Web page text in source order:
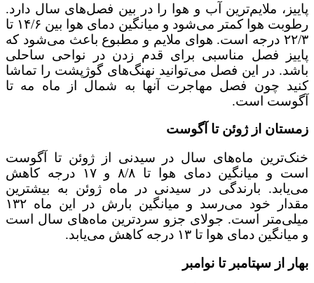
پاییز، ملایم‌ترین آب و هوا را در بین فصل‌های سال دارد.
رطوبت هوا کمتر می‌شود و میانگین دمای هوا بین ۱۴/۶ تا
۲۲/۳ درجه است. هوای ملایم و مطبوع باعث می‌شود که
پاییز فصل مناسبی برای قدم زدن در نواحی ساحلی
باشد. در این فصل می‌توانید نهنگ‌های گوژپشت را تماشا
کنید چون فصل مهاجرت آنها به شمال از ماه مه تا
آگوست است.
زمستان از ژوئن تا آگوست
خنک‌ترین ماه‌های سال در سیدنی از ژوئن تا آگوست
است و میانگین دمای هوا تا ۸/۸ و ۱۷ درجه کاهش
می‌یابد. بارندگی در سیدنی در ماه ژوئن به بیشترین
مقدار خود می‌رسد و میانگین بارش در این ماه ۱۳۲
میلی‌متر است. جولای جزو سردترین ماه‌های سال است
و میانگین دمای هوا تا ۱۳ درجه کاهش می‌یابد.
بهار از سپتامبر تا نوامبر